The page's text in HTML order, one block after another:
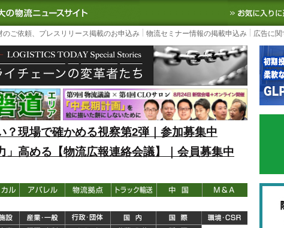
TODAY｜国内最大の物流ニュースサイト3PL, SCMなど国内外の最新の
のご依頼、プレスリリース掲載のお申込み 物流セミナー情報の掲載申込み 広告に
？現場で確かめる視察第2弾｜参加募集中
」高める【物流広報連絡会議】｜会員募集中